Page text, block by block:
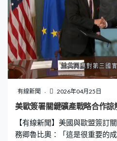
時候命，若有必要將飛往巴基
有線新聞 2026年04月25日
美歐簽署關鍵礦產戰略合作諒
【有線新聞】美國與歐盟簽訂
務卿魯比奧：「這是很重要的